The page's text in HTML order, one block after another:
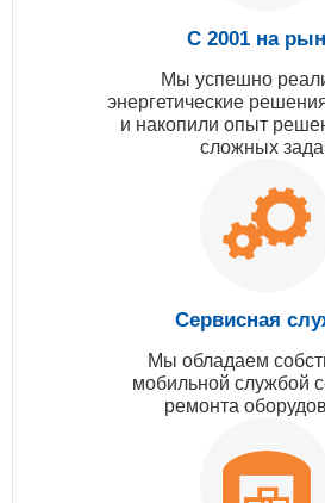
С 2001 на
Мы успешно
энергетические
и накопили опыт
сложных
Сервисная
Мы обладаем
мобильной службой
ремонта